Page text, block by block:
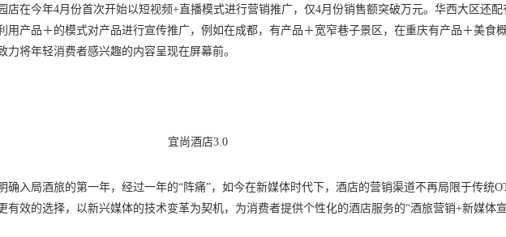
店在今年4月份首次开始以短视频+直播模式进行营销推广，仅4月份销售额突破万元。华西大区还配
用产品＋的模式对产品进行宣传推广，例如在成都，有产品＋宽窄巷子景区，在重庆有产品＋美食
将年轻消费者感兴趣的内容呈现在屏幕前。
宜尚酒店3.0
确入局酒旅的第一年，经过一年的“阵痛”，如今在新媒体时代下，酒店的营销渠道不再局限于传统
有效的选择，以新兴媒体的技术变革为契机，为消费者提供个性化的酒店服务的“酒旅营销+新媒体